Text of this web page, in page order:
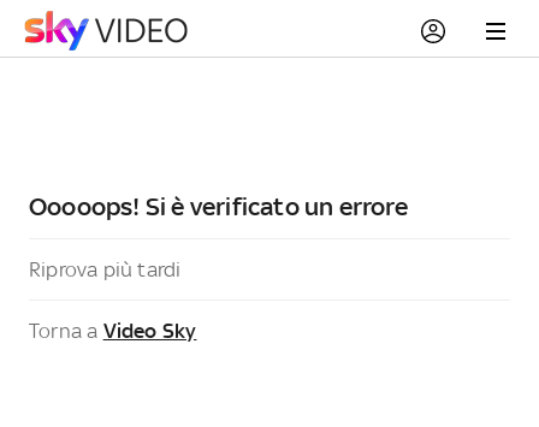
Ooooops! Si è verificato un errore
Riprova più tardi
Torna a Video Sky